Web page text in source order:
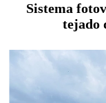
Sistema
tejado